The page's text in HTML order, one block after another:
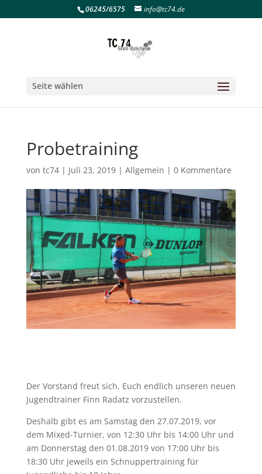
06245/6575 info@tc74.de
Seite wählen
Probetraining
von tc74| Juli 23, 2019| Allgemein | 0 Kommentare
Der Vorstand freut sich, Euch endlich unseren neuen
Jugendtrainer Finn Radatz vorzustellen.
Deshalb gibt es am Samstag den 27.07.2019, vor
dem Mixed-Turnier, von 12:30 Uhr bis 14:00 Uhr und
am Donnerstag den 01.08.2019 von 17:00 Uhr bis
18:30 Uhr jeweils ein Schnuppertraining für